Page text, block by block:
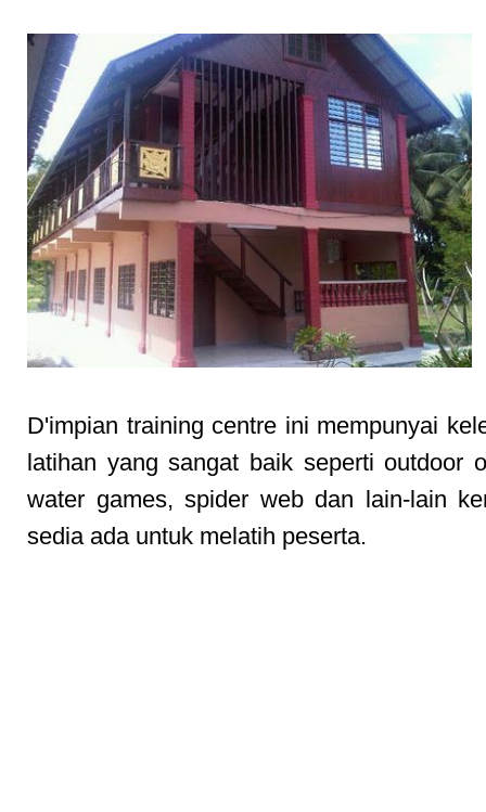
D'impian training centre ini mempunyai
latihan yang sangat baik seperti outdoor
water games, spider web dan lain-lain
sedia ada untuk melatih peserta.